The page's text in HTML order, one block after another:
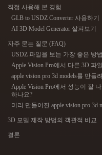
Blender
ComfyUI
스타일
Fantasy
직접 사용해 본 경험
GLB to USDZ Converter 사용하기
AI 3D Model Generator 살펴보기
자주 묻는 질문 (FAQ)
USDZ 파일을 보는 가장 좋은 방
Apple Vision Pro에서 다른 3D 파
apple vision pro 3d models를 만
Apple Vision Pro에서 성능이 잘
하나요?
미리 만들어진 apple vision pro
3D 모델 제작 방법의 객관적 비교
결론